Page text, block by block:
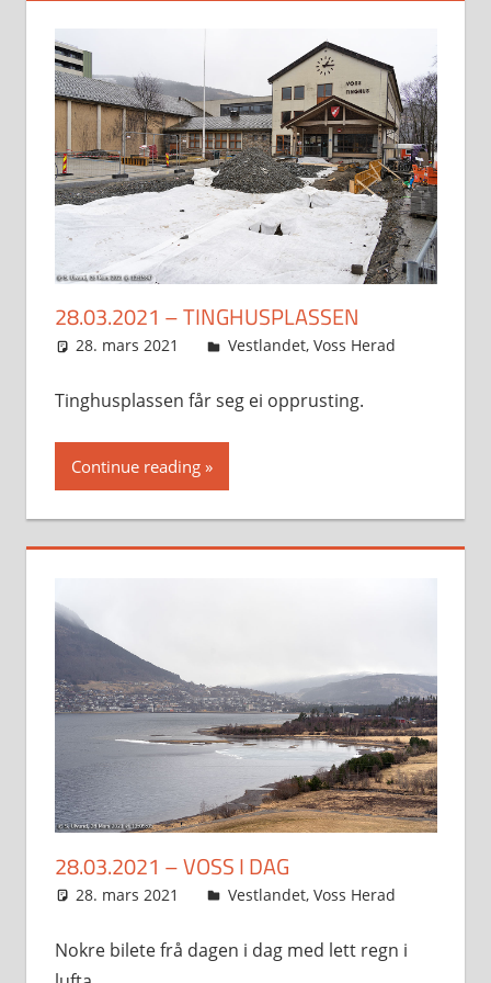
28.03.2021 – TINGHUSPLASSEN
28. mars 2021 Svein
Vestlandet, Voss Herad
Tinghusplassen får seg ei opprusting.
Continue reading
28.03.2021 – VOSS I DAG
28. mars 2021 Svein
Vestlandet, Voss Herad
Nokre bilete frå dagen i dag med lett regn i